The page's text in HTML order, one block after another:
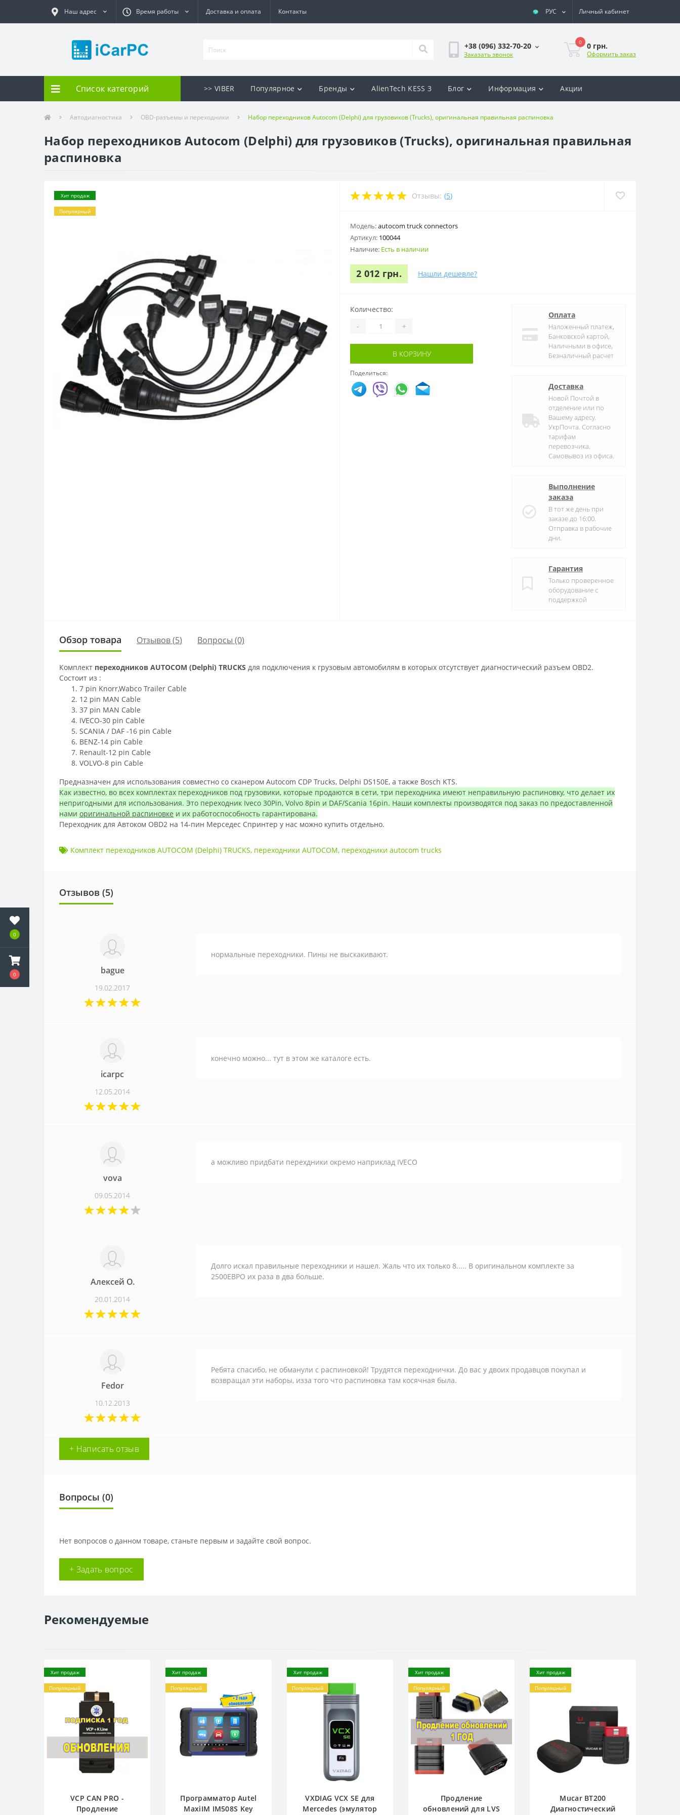
0
0
Наш адрес Время работы Доставка и оплата Контакты РУС Личный кабинет
+38 (096) 332-70-20
Заказать звонок
0 0 грн.
Оформить заказ
Список категорий >> VIBER Популярное Бренды AlienTech KESS 3 Блог Информация Акции
Автодиагностика OBD-разъемы и переходники Набор переходников Autocom (Delphi) для грузовиков (Trucks), оригинальная правильная распиновка
Набор переходников Autocom (Delphi) для грузовиков (Trucks), оригинальная правильная
распиновка
Хит продаж
Популярный
Отзывы: (5)
Модель:autocom truck connectors
Артикул: 100044
Наличие: Есть в наличии
2 012 грн. Нашли дешевле?
Количество:
- +
В КОРЗИНУ
Поделиться:
Оплата
Наложенный платеж,
Банковской картой,
Наличными в офисе,
Безналичный расчет
Доставка
Новой Почтой в
отделение или по
Вашему адресу.
УкрПочта. Согласно
тарифам
перевозчика.
Самовывоз из офиса.
Выполнение
заказа
В тот же день при
заказе до 16:00.
Отправка в рабочие
дни.
Гарантия
Только проверенное
оборудование с
поддержкой
Обзор товара Отзывов (5) Вопросы (0)
Комплект переходников AUTOCOM (Delphi) TRUCKS для подключения к грузовым автомобилям в которых отсутствует диагностический разъем OBD2.
Состоит из :
7 pin Knorr,Wabco Trailer Cable
12 pin MAN Cable
37 pin MAN Cable
IVECO-30 pin Cable
SCANIA / DAF -16 pin Cable
BENZ-14 pin Cable
Renault-12 pin Cable
VOLVO-8 pin Cable
Предназначен для использования совместно со сканером Autocom CDP Trucks, Delphi DS150E, а также Bosch KTS.
Как известно, во всех комплектах переходников под грузовики, которые продаются в сети, три переходника имеют неправильную распиновку, что делает их
непригодными для использования. Это переходник Iveco 30Pin, Volvo 8pin и DAF/Scania 16pin. Наши комплекты производятся под заказ по предоставленной
нами оригинальной распиновке и их работоспособность гарантирована.
Переходник для Автоком OBD2 на 14-пин Мерседес Спринтер у нас можно купить отдельно.
Комплект переходников AUTOCOM (Delphi) TRUCKS, переходники AUTOCOM, переходники autocom trucks
Отзывов (5)
bague
19.02.2017
нормальные переходники. Пины не выскакивают.
icarpc
12.05.2014
конечно можно... тут в этом же каталоге есть.
vova
09.05.2014
а можливо придбати перехдники окремо наприклад IVECO
Алексей О.
20.01.2014
Долго искал правильные переходники и нашел. Жаль что их только 8..... В оригинальном комплекте за
2500ЕВРО их раза в два больше.
Fedor
10.12.2013
Ребята спасибо, не обманули с распиновкой! Трудятся переходнички. До вас у двоих продавцов покупал и
возвращал эти наборы, изза того что распиновка там косячная была.
+ Написать отзыв
Вопросы (0)
Нет вопросов о данном товаре, станьте первым и задайте свой вопрос.
+ Задать вопрос
Рекомендуемые
Хит продаж
Популярный
VCP CAN PRO -
Продление
Хит продаж
Популярный
Программатор Autel
MaxiIM IM508S Key
Хит продаж
Популярный
VXDIAG VCX SE для
Mercedes (эмулятор
Хит продаж
Популярный
Продление
обновлений для LVS
Хит продаж
Популярный
Mucar BT200
Диагностический